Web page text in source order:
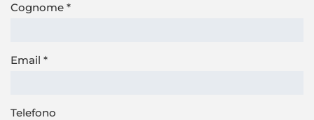
Cognome *
Email *
Telefono